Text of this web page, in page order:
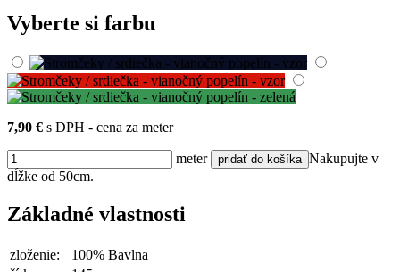
Vyberte si farbu
7,90 € s DPH - cena za meter
meter
Nakupujte v
dĺžke od 50cm.
Základné vlastnosti
zloženie:
100% Bavlna